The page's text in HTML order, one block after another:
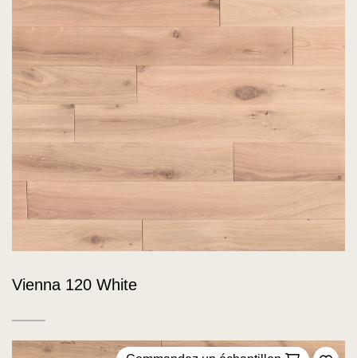
Vienna 120 White